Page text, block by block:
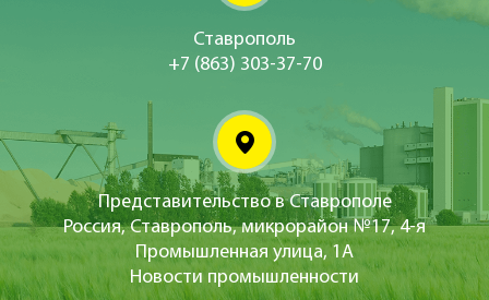
Ставрополь
+7 (863) 303-37-70
Представительство в Ставрополе
Россия, Ставрополь, микрорайон №17, 4-я
Промышленная улица, 1А
Новости промышленности